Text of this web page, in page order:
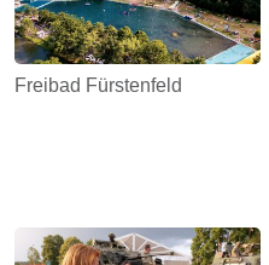
Freibad Fürstenfeld